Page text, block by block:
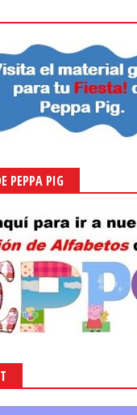
PEPPA PIG